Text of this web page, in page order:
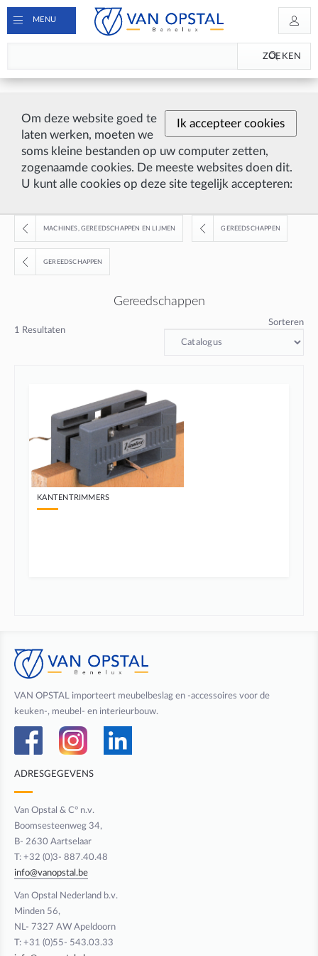
Ik accepteer cookies
Om deze website goed te
laten werken, moeten we
soms kleine bestanden op uw computer zetten,
zogenaamde cookies. De meeste websites doen dit.
U kunt alle cookies op deze site tegelijk accepteren:
MENU
ZOEKEN
MACHINES, GEREEDSCHAPPEN EN LIJMEN GEREEDSCHAPPEN
GEREEDSCHAPPEN
Gereedschappen
1 Resultaten
Sorteren
KANTENTRIMMERS
VAN OPSTAL importeert meubelbeslag en -accessoires voor de
keuken-, meubel- en interieurbouw.
ADRESGEGEVENS
Van Opstal & C° n.v.
Boomsesteenweg 34,
B- 2630 Aartselaar
T: +32 (0)3- 887.40.48
info@vanopstal.be
Van Opstal Nederland b.v.
Minden 56,
NL- 7327 AW Apeldoorn
T: +31 (0)55- 543.03.33